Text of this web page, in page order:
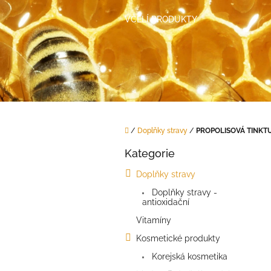
Přejít
na
obsah
VČELÍ PRODUKTY
Domů
/ Doplňky stravy / PROPOLISOVÁ
Přeskočit
Kategorie
Doplňky stravy
Doplňky stravy -
antioxidační
Vitamíny
Kosmetické produkty
Korejská kosmetika